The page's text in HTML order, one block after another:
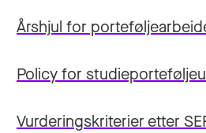
Årshjul for
Policy for
Vurderingskriterier etter